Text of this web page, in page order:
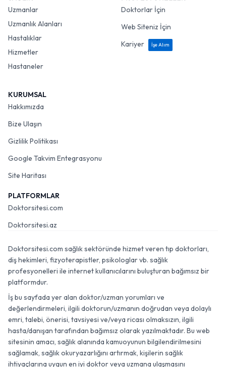
Uzmanlar
Uzmanlık Alanları
Hastalıklar
Hizmetler
Hastaneler
Doktorlar İçin
Web Siteniz İçin
Kariyer
İşe Alım
KURUMSAL
Hakkımızda
Bize Ulaşın
Gizlilik Politikası
Google Takvim Entegrasyonu
Site Haritası
PLATFORMLAR
Doktorsitesi.com
Doktorsitesi.az
Doktorsitesi.com sağlık sektöründe hizmet veren tıp doktorları,
diş hekimleri, fizyoterapistler, psikologlar vb. sağlık
profesyonelleri ile internet kullanıcılarını buluşturan bağımsız bir
platformdur.
İş bu sayfada yer alan doktor/uzman yorumları ve
değerlendirmeleri, ilgili doktorun/uzmanın doğrudan veya dolaylı
emri, talebi, önerisi, tavsiyesi ve/veya ricası olmaksızın, ilgili
hasta/danışan tarafından bağımsız olarak yazılmaktadır. Bu web
sitesinin amacı, sağlık alanında kamuoyunun bilgilendirilmesini
sağlamak, sağlık okuryazarlığını artırmak, kişilerin sağlık
ihtiyaçlarına uygun en iyi doktor veya uzmana ulaşmasını